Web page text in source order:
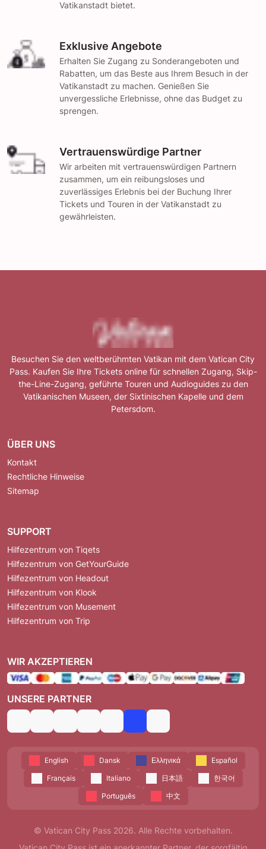
Vatikanstadt bietet.
Exklusive Angebote
Erhalten Sie Zugang zu Sonderangeboten und
Rabatten, um das Beste aus Ihrem Besuch in der
Vatikanstadt zu machen. Genießen Sie
unvergessliche Erlebnisse, ohne das Budget zu
sprengen.
Vertrauenswürdige Partner
Wir arbeiten mit vertrauenswürdigen Partnern
zusammen, um ein reibungsloses und
zuverlässiges Erlebnis bei der Buchung Ihrer
Tickets und Touren in der Vatikanstadt zu
gewährleisten.
Besuchen Sie den weltberühmten Vatikan mit dem Vatican City
Pass. Kaufen Sie Ihre Tickets online für schnellen Zugang, Skip-
the-Line-Zugang, geführte Touren und Audioguides zu den
Vatikanischen Museen, der Sixtinischen Kapelle und dem
Petersdom.
ÜBER UNS
Kontakt
Rechtliche Hinweise
Sitemap
SUPPORT
Hilfezentrum von Tiqets
Hilfezentrum von GetYourGuide
Hilfezentrum von Headout
Hilfezentrum von Klook
Hilfezentrum von Musement
Hilfezentrum von Trip
WIR AKZEPTIEREN
UNSERE PARTNER
English Dansk Ελληνικά
Español
Français
Italiano 日本語
한국어
Português
中文
© Vatican City Pass 2026. Alle Rechte vorbehalten.